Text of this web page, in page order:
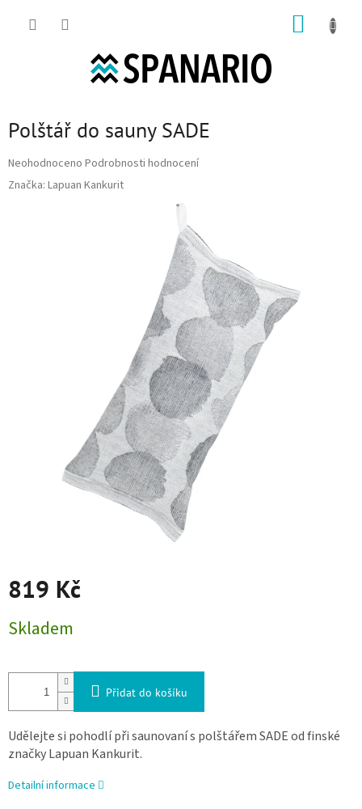
Polštář do sauny SADE
Průměrné hodnocení produktu je 0,0 z 5 hvězdiček.
Neohodnoceno Podrobnosti hodnocení
Značka: Lapuan Kankurit
819 Kč
Skladem
Přidat do košíku
Udělejte si pohodlí při saunovaní s polštářem SADE od finské
značky Lapuan Kankurit.
Detailní informace